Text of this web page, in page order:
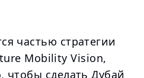
частью стратегии
Mobility Vision,
чтобы сделать Дубай